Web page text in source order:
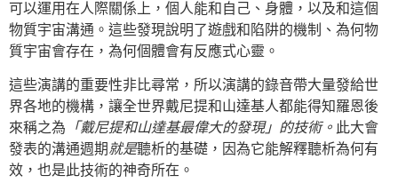
可以運用在人際關係上，個人能和自己、身體，以及和這個
物質宇宙溝通。這些發現說明了遊戲和陷阱的機制、為何物
質宇宙會存在，為何個體會有反應式心靈。
這些演講的重要性非比尋常，所以演講的錄音帶大量發給世
界各地的機構，讓全世界戴尼提和山達基人都能得知羅恩後
來稱之為 「戴尼提和山達基最偉大的發現」的技術。 此大會
發表的溝通週期就是聽析的基礎，因為它能解釋聽析為何有
效，也是此技術的神奇所在。